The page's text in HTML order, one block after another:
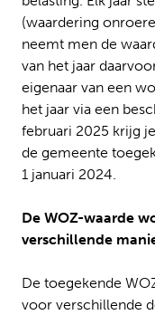
(waardering
neemt men de
van het jaar
eigenaar van een
het jaar via een
februari 2025 krijg
de gemeente
1 januari 2024.
De WOZ-waarde
verschillende
De toegekende
voor verschillende